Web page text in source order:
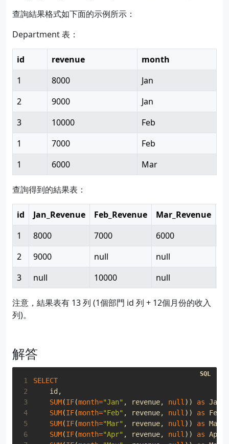
查詢結果格式如下面的示例所示：
Department 表：
id revenue
month
1
8000
Jan
2
9000
Jan
3
10000
Feb
1
7000
Feb
1
6000 Mar
查詢得到的結果表：
id Jan_Revenue Feb_Revenue Mar_Revenue
1
8000 7000 6000
2
9000 null null
3
null 10000 null
注意，結果表有 13 列 (1個部門 id 列 + 12個月份的收入
列)。
解答
1
SELECT
2
id ,
3
SUM(IF(month="Jan" , revenue, null )) as
4
SUM(IF(month="Feb" , revenue, null )) as
5
SUM(IF(month="Mar" , revenue, null )) as
6
SUM(IF(month="Apr" , revenue, null )) as